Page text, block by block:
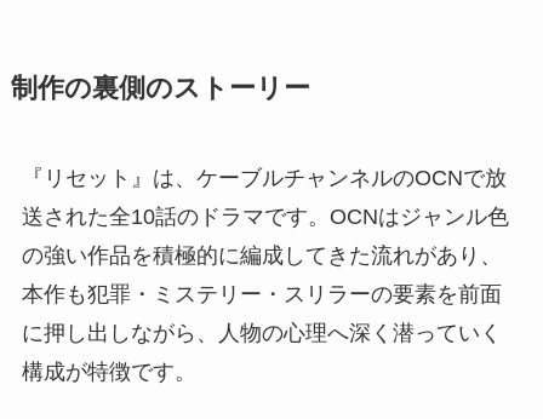
制作の裏側のストーリー
『リセット』は、ケーブルチャンネルのOCNで放
送された全10話のドラマです。OCNはジャンル色
の強い作品を積極的に編成してきた流れがあり、
本作も犯罪・ミステリー・スリラーの要素を前面
に押し出しながら、人物の心理へ深く潜っていく
構成が特徴です。